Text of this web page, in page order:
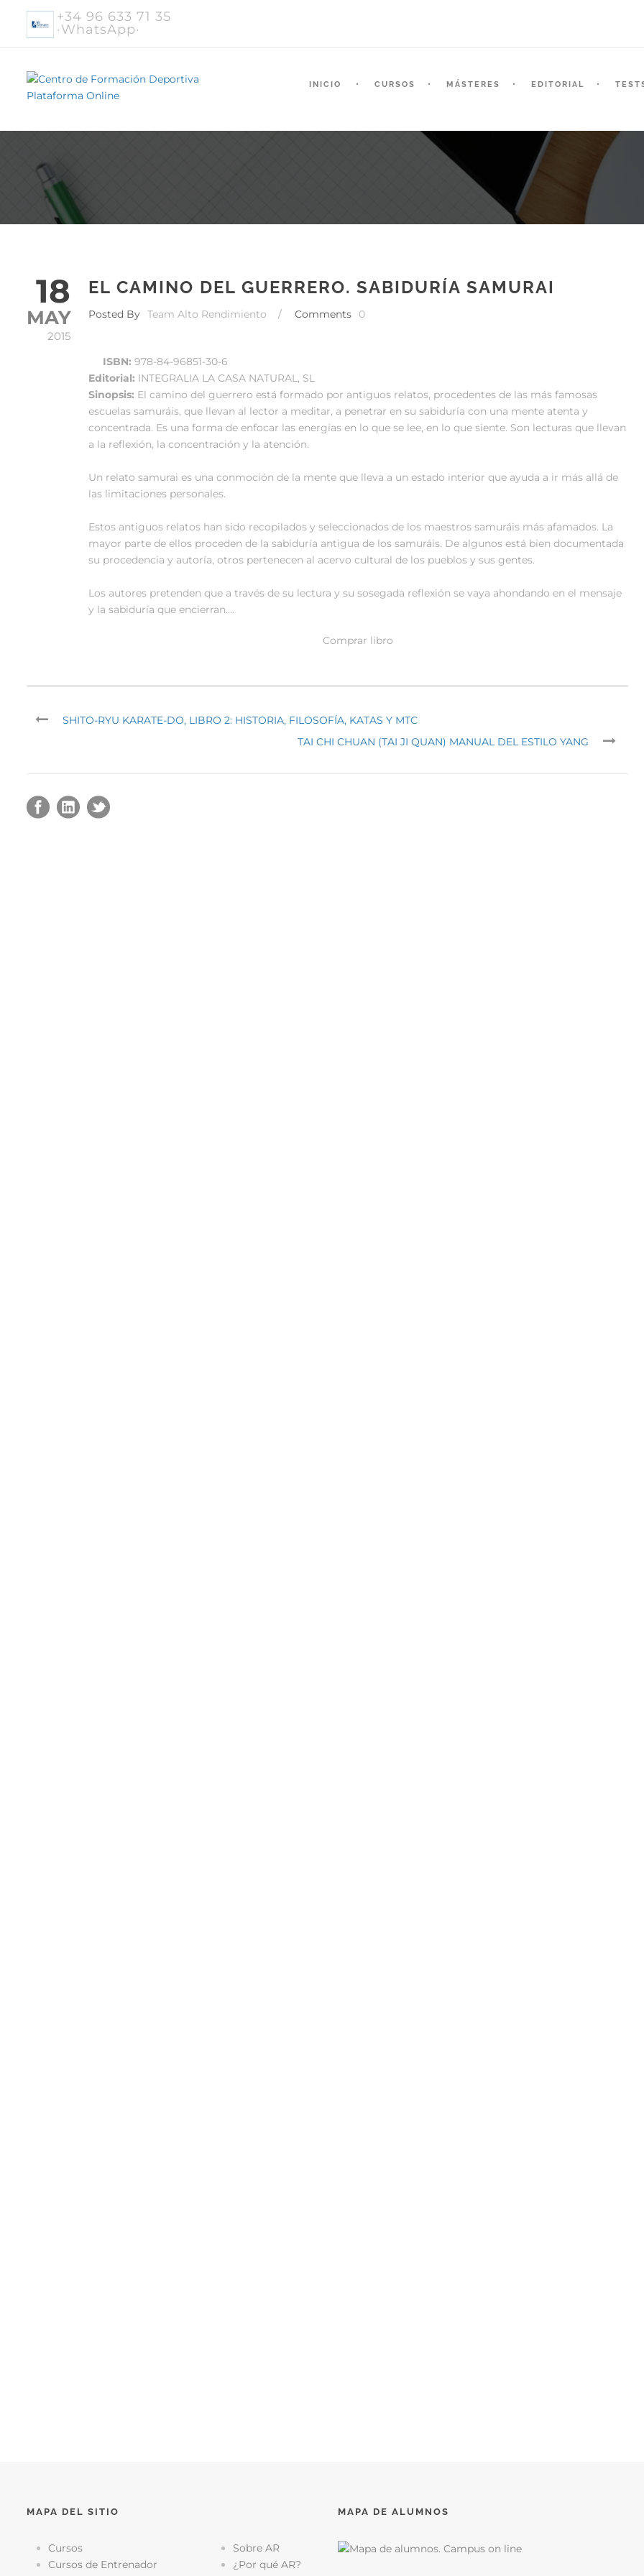
+34 96 633 71 35
·WhatsApp·
INICIO CURSOS MÁSTERES EDITORIAL
18
MAY
2015
EL CAMINO DEL GUERRERO. SABIDURÍA SAMURAI
Posted By Team Alto Rendimiento / Comments 0
ISBN: 978-84-96851-30-6
Editorial: INTEGRALIA LA CASA NATURAL, SL
Sinopsis: El camino del guerrero está formado por antiguos relatos, procedentes de las más famosas
escuelas samuráis, que llevan al lector a meditar, a penetrar en su sabiduría con una mente atenta y
concentrada. Es una forma de enfocar las energías en lo que se lee, en lo que siente. Son lecturas que llevan
a la reflexión, la concentración y la atención.
Un relato samurai es una conmoción de la mente que lleva a un estado interior que ayuda a ir más allá de
las limitaciones personales.
Estos antiguos relatos han sido recopilados y seleccionados de los maestros samuráis más afamados. La
mayor parte de ellos proceden de la sabiduría antigua de los samuráis. De algunos está bien documentada
su procedencia y autoría, otros pertenecen al acervo cultural de los pueblos y sus gentes.
Los autores pretenden que a través de su lectura y su sosegada reflexión se vaya ahondando en el mensaje
y la sabiduría que encierran….
Comprar libro
SHITO-RYU KARATE-DO, LIBRO 2: HISTORIA, FILOSOFÍA, KATAS Y MTC
TAI CHI CHUAN (TAI JI QUAN) MANUAL DEL ESTILO YANG
MAPA DEL SITIO
Cursos
Cursos de Entrenador
Sobre AR
¿Por qué AR?
MAPA DE ALUMNOS